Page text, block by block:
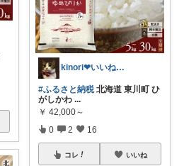
kinori❤︎いいねご購入感謝です💝
#ふるさと納税北海道 東川町 ひ
がしかわ ...
￥ 42,000～
0 2 16
コレ いいね